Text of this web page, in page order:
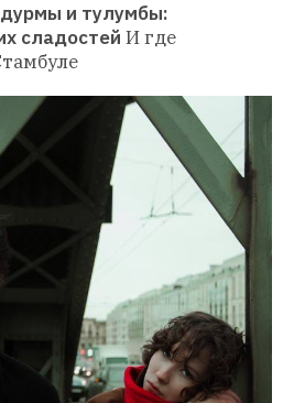
и тулумбы:
сладостей И где